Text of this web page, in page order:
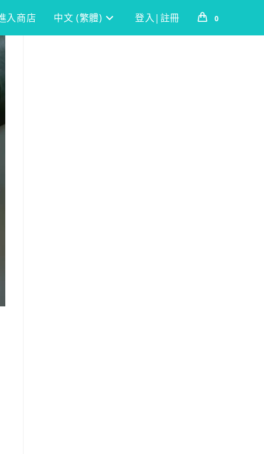
入商店 中文 (繁體) 登入|註冊 0